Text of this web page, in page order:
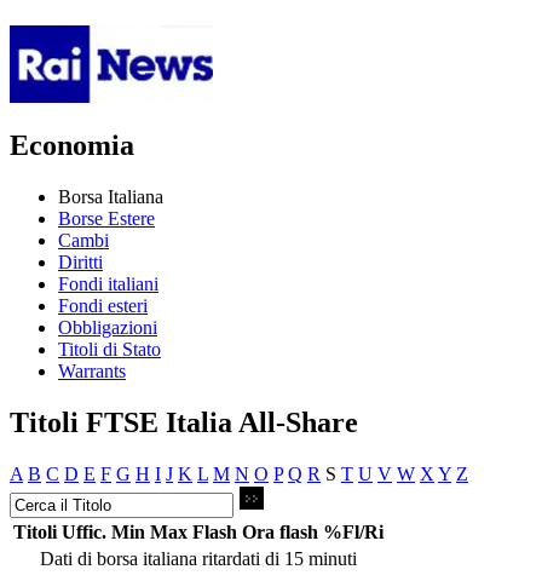
Economia
Borsa Italiana
Borse Estere
Cambi
Diritti
Fondi italiani
Fondi esteri
Obbligazioni
Titoli di Stato
Warrants
Titoli FTSE Italia All-Share
A B C D E F G H I J K L M N O P Q R S T U V W X Y Z
Titoli Uffic. Min Max Flash Ora flash %Fl/Ri
Dati di borsa italiana ritardati di 15 minuti